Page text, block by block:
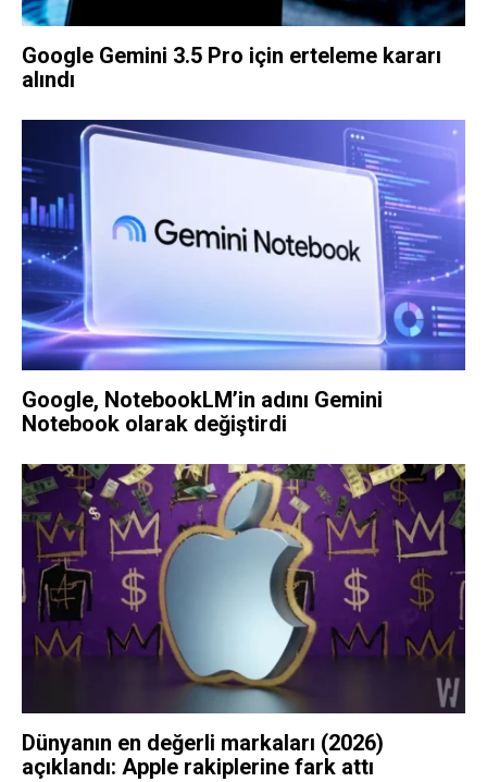
Google Gemini 3.5 Pro için erteleme kararı
alındı
Google, NotebookLM’in adını Gemini
Notebook olarak değiştirdi
Dünyanın en değerli markaları (2026)
açıklandı: Apple rakiplerine fark attı